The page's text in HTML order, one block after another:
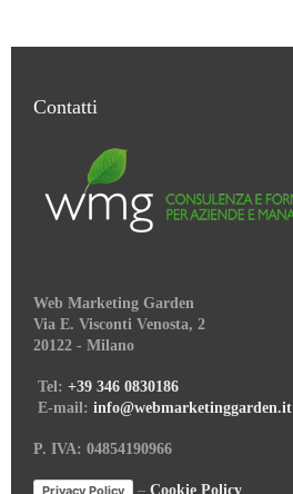
Contatti
Web Marketing Garden
Via E. Visconti Venosta, 2
20122 - Milano
Tel: +39 346 0830186
E-mail: info@webmarketinggarden.it
P. IVA: 04854190966
Privacy Policy – Cookie Policy